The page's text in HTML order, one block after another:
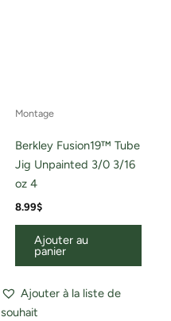
Montage
Berkley Fusion19™ Tube
Jig Unpainted 3/0 3/16
oz 4
8.99$
Ajouter au
panier
Ajouter à la liste de
souhait